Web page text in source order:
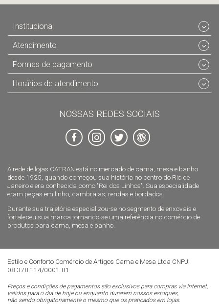
A rede de lojas CATRAN está no mercado de cama, mesa e banho
desde 1925, quando começou sua história no centro do Rio de
Janeiro e era conhecida como "Rei dos Linhos". Sua especialidade
eram peças em linho, cambraias, rendas e bordados.
Durante sua trajetória especializou-se no segmento de enxovais e
fortaleceu sua marca tornando-se uma referência no comércio de
produtos para cama, mesa e banho.
Institucional
Atendimento
Formas de pagamento
Horários de atendimento
NOSSAS REDES SOCIAIS
Estilo e Conforto Comércio de Artigos Cama e Mesa Ltda CNPJ:
08.378.114/0001-81
Preços e condições de pagamentos são exclusivos para compras via Internet,
válidos para o dia de hoje ou enquanto durarem nossos estoques,
não sendo obrigatoriamente o mesmo que os praticados em lojas.